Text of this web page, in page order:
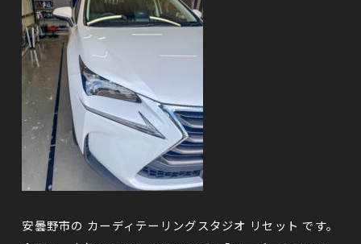
安曇野市の カーディテーリングスタジオ リセット です。